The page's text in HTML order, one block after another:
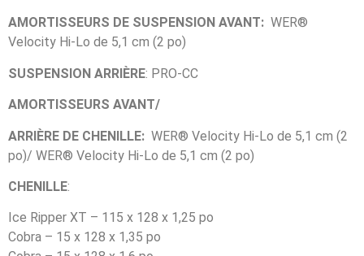
AMORTISSEURS DE SUSPENSION AVANT: WER®
Velocity Hi-Lo de 5,1 cm (2 po)
SUSPENSION ARRIÈRE: PRO-CC
AMORTISSEURS AVANT/
ARRIÈRE DE CHENILLE: WER® Velocity Hi-Lo de 5,1 cm (2
po)/ WER® Velocity Hi-Lo de 5,1 cm (2 po)
CHENILLE:
Ice Ripper XT – 115 x 128 x 1,25 po
Cobra – 15 x 128 x 1,35 po